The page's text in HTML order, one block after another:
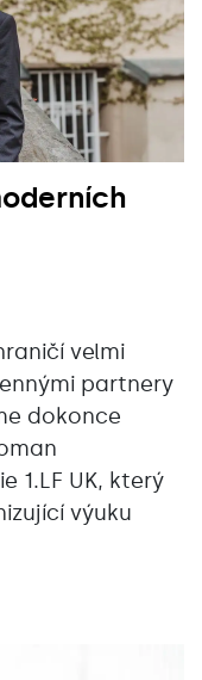
velmi
partnery
dokonce
1.LF UK, který
výuku